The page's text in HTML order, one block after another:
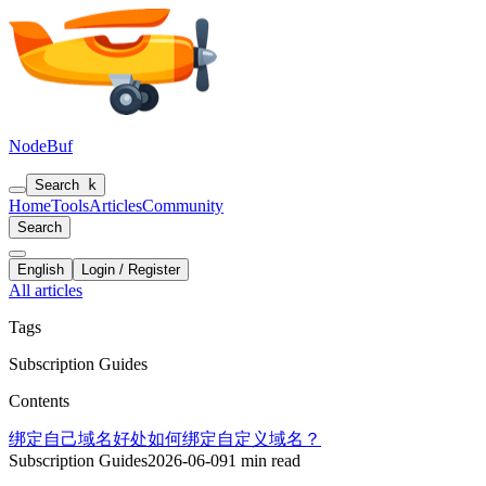
NodeBuf
Search k
HomeToolsArticlesCommunity
Search
English Login / Register
All articles
Tags
Subscription Guides
Contents
绑定自己域名好处如何绑定自定义域名？
Subscription Guides2026-06-091 min read